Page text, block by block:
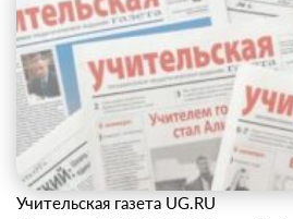
Учительская газета UG.RU